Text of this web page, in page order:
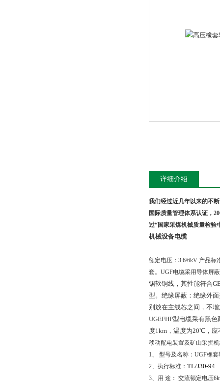
详细介绍
我们经过近几年以来的不
国际质量管理体系认证，
过“国家采煤机械质量检验
机械设备电缆
额定电压： 3.6/6kV 产品标
套。 UGF电缆采用导体屏
锡软铜线，其性能符合
型。绝缘屏蔽：绝缘外
别放在主线芯之间，不
UGEFHP型电缆采有黑
度1km ，温度为20℃，应
移动配电装置及矿山采掘
1、 型号及名称： UGF橡套
2、执行标准： TL/J30-94
3、用 途： 交流额定电压